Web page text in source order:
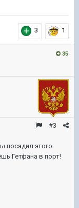
3 1
35
#3
посадил этого
Гетфана в порт!